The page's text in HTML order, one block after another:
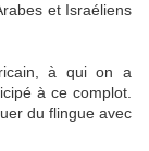
et Israéliens
à qui on a
à ce complot.
du flingue avec